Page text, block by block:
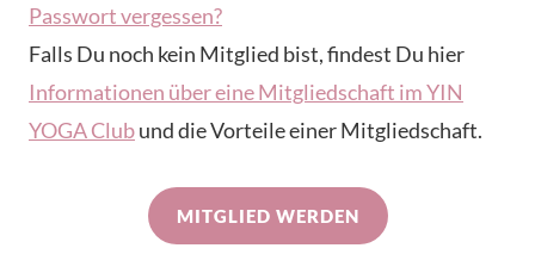
Passwort vergessen?
Falls Du noch kein Mitglied bist, findest Du hier
Informationen über eine Mitgliedschaft im YIN
YOGA Clubund die Vorteile einer Mitgliedschaft.
MITGLIED WERDEN